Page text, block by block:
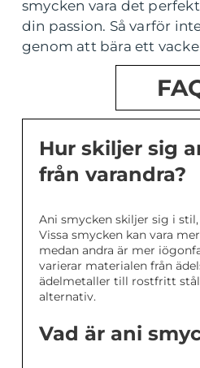
smycken vara det
din passion. Så varför
genom att bära ett
Hur skiljer sig
från varandra?
Ani smycken skiljer sig i
Vissa smycken kan vara
medan andra är mer
varierar materialen från
ädelmetaller till rostfritt
alternativ.
Vad är ani